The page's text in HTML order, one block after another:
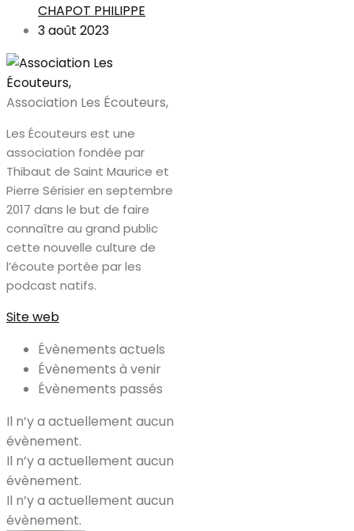
CHAPOT PHILIPPE
3 août 2023
Association Les Écouteurs,
Les Écouteurs est une
association fondée par
Thibaut de Saint Maurice et
Pierre Sérisier en septembre
2017 dans le but de faire
connaître au grand public
cette nouvelle culture de
l’écoute portée par les
podcast natifs.
Site web
Évènements actuels
Évènements à venir
Évènements passés
Il n’y a actuellement aucun
évènement.
Il n’y a actuellement aucun
évènement.
Il n’y a actuellement aucun
évènement.